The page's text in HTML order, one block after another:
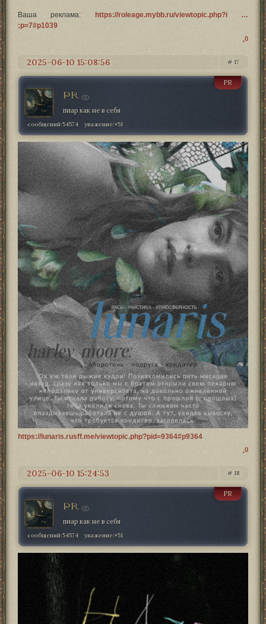
Ваша реклама:
https://roleage.mybb.ru/viewtopic.php?i …
;p=7#p1039
0
17
2025-06-10 15:08:56
PR
PR
пиар как не в себя
сообщений:54574 уважение:+51
https://lunaris.rusff.me/viewtopic.php?pid=9364#p9364
0
18
2025-06-10 15:24:53
PR
PR
пиар как не в себя
сообщений:54574 уважение:+51